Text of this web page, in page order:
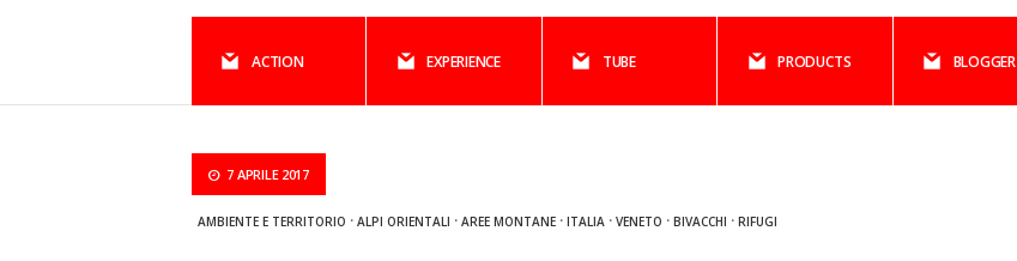
ACTION EXPERIENCE TUBE PRODUCTS BLOGGER
7 APRILE 2017
AMBIENTE E TERRITORIO · ALPI ORIENTALI · AREE MONTANE · ITALIA · VENETO · BIVACCHI · RIFUGI